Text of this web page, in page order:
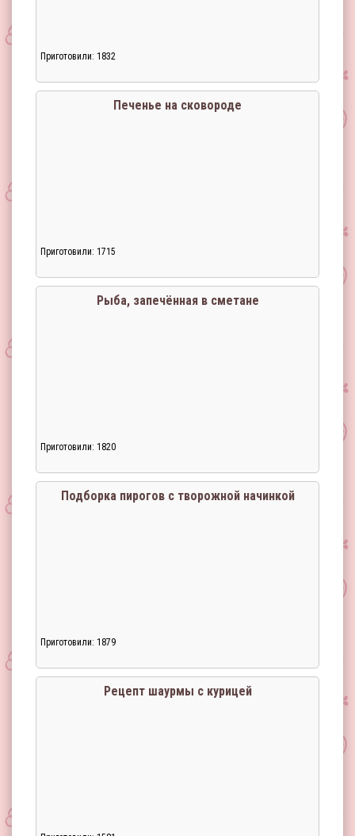
Приготовили: 1832
Печенье на сковороде
Приготовили: 1715
Рыба, запечённая в сметане
Приготовили: 1820
Подборка пирогов с творожной начинкой
Приготовили: 1879
Рецепт шаурмы с курицей